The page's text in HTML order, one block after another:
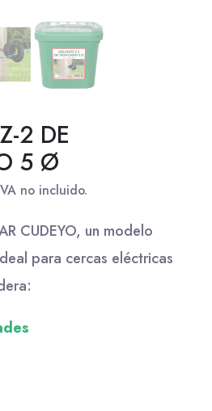
2 DE
5 Ø
no incluido.
CUDEYO, un modelo
para cercas eléctricas